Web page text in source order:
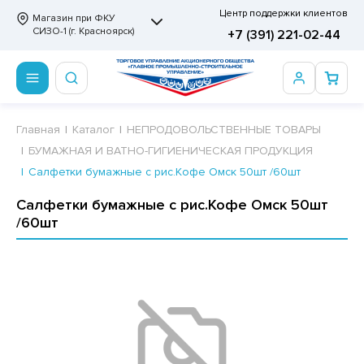
Магазин при ФКУ
СИЗО-1 (г. Красноярск)
Центр поддержки клиентов
+7 (391) 221-02-44
ПРОДОВОЛЬСТВЕННЫЕ ТОВАРЫ
ЗАМОРОЖЕННЫЕ ИЗДЕЛИЯ
ИЗДЕЛИЯ
ВАФЕЛЬНЫЕ ТОРТЫ
ПАСТИЛА, МАРМЕЛАД
НЕПРОДОВОЛЬСТВЕННЫЕ ТОВАРЫ
ПРИНАДЛЕЖНОСТИ
ПРИНАДЛЕЖНОСТИ
ТУАЛЕТНАЯ
Сертификаты
Главная Каталог
НЕПРОДОВОЛЬСТВЕННЫЕ ТОВАРЫ
БУМАЖНАЯ И ВАТНО-ГИГИЕНИЧЕСКАЯ ПРОДУКЦИЯ
Салфетки бумажные с рис.Кофе Омск 50шт /60шт
Салфетки бумажные с рис.Кофе Омск 50шт
/60шт